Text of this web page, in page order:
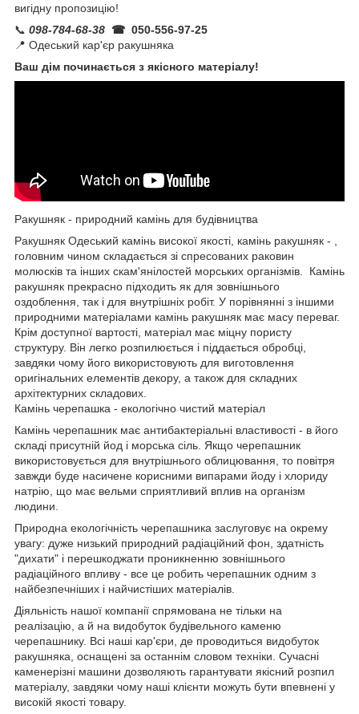
вигідну пропозицію!
📞 098-784-68-38 ☎ 050-556-97-25
📍 Одеський кар'єр ракушняка
Ваш дім починається з якісного матеріалу!
Ракушняк - природний камінь для будівництва
Ракушняк Одеський камінь високої якості, камінь ракушняк - ,
головним чином складається зі спресованих раковин
молюсків та інших скам'янілостей морських організмів. Камінь
ракушняк прекрасно підходить як для зовнішнього
оздоблення, так і для внутрішніх робіт. У порівнянні з іншими
природними матеріалами камінь ракушняк має масу переваг.
Крім доступної вартості, матеріал має міцну пористу
структуру. Він легко розпилюється і піддається обробці,
завдяки чому його використовують для виготовлення
оригінальних елементів декору, а також для складних
архітектурних складових.
Камінь черепашка - екологічно чистий матеріал
Камінь черепашник має антибактеріальні властивості - в його
складі присутній йод і морська сіль. Якщо черепашник
використовується для внутрішнього облицювання, то повітря
завжди буде насичене корисними випарами йоду і хлориду
натрію, що має вельми сприятливий вплив на організм
людини.
Природна екологічність черепашника заслуговує на окрему
увагу: дуже низький природний радіаційний фон, здатність
"дихати" і перешкоджати проникненню зовнішнього
радіаційного впливу - все це робить черепашник одним з
найбезпечніших і найчистіших матеріалів.
Діяльність нашої компанії спрямована не тільки на
реалізацію, а й на видобуток будівельного каменю
черепашнику. Всі наші кар'єри, де проводиться видобуток
ракушняка, оснащені за останнім словом техніки. Сучасні
каменерізні машини дозволяють гарантувати якісний розпил
матеріалу, завдяки чому наші клієнти можуть бути впевнені у
високій якості товару.